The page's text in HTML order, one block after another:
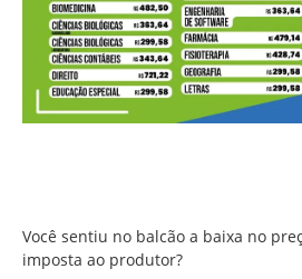
Você sentiu no balcão a baixa no
imposta ao produtor?